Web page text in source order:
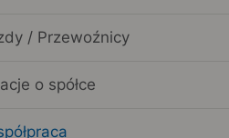
/ Przewoźnicy
o spółce